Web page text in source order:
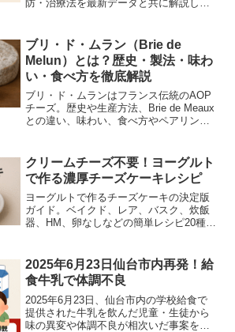
防・治療法を最新データと共に解説しま
ブリ・ド・ムラン（Brie de
Melun）とは？歴史・製法・味わ
い・食べ方を徹底解説
ブリ・ド・ムランはフランス伝統のAOP
チーズ。歴史や生産方法、Brie de Meaux
との違い、味わい、食べ方やペアリング
クリームチーズ不要！ヨーグルト
で作る濃厚チーズケーキレシピ
ヨーグルトで作るチーズケーキの決定版
ガイド。ベイクド、レア、バスク、炊飯
器、HM、卵なしなどの簡単レシピ20種、
で丁寧解説。週末のおやつやおもてなし
にも最適。
2025年6月23日仙台市内再発！給
食牛乳で体調不良
2025年6月23日、仙台市内の学校給食で
提供された牛乳を飲んだ児童・生徒から
味の異変や体調不良が相次いだ事案を、